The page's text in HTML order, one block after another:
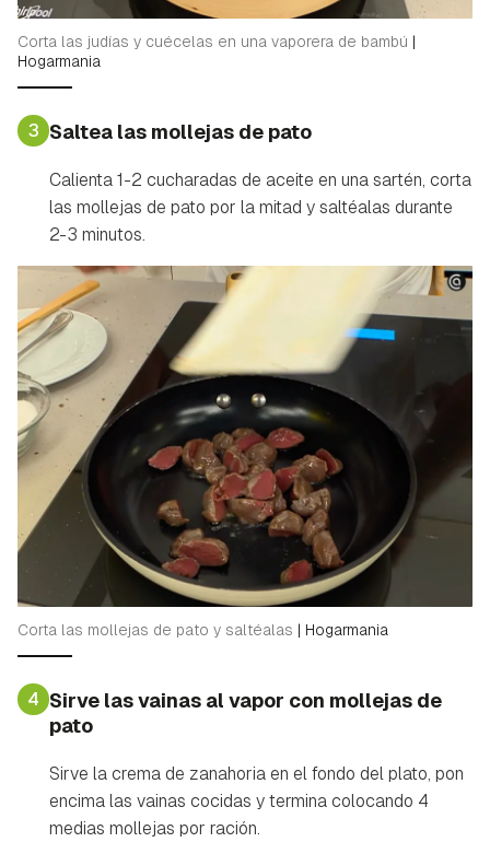
Corta las judías y cuécelas en una vaporera de bambú |
Hogarmania
3 Saltea las mollejas de pato
Calienta 1-2 cucharadas de aceite en una sartén, corta
las mollejas de pato por la mitad y saltéalas durante
2-3 minutos.
Corta las mollejas de pato y saltéalas | Hogarmania
4 Sirve las vainas al vapor con mollejas de
pato
Sirve la crema de zanahoria en el fondo del plato, pon
encima las vainas cocidas y termina colocando 4
medias mollejas por ración.